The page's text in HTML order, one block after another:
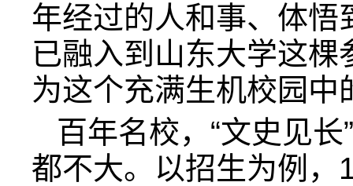
年经过的人和事、体悟
已融入到山东大学这
为这个充满生机校园中
百年名校，“文史见
都不大。以招生为例